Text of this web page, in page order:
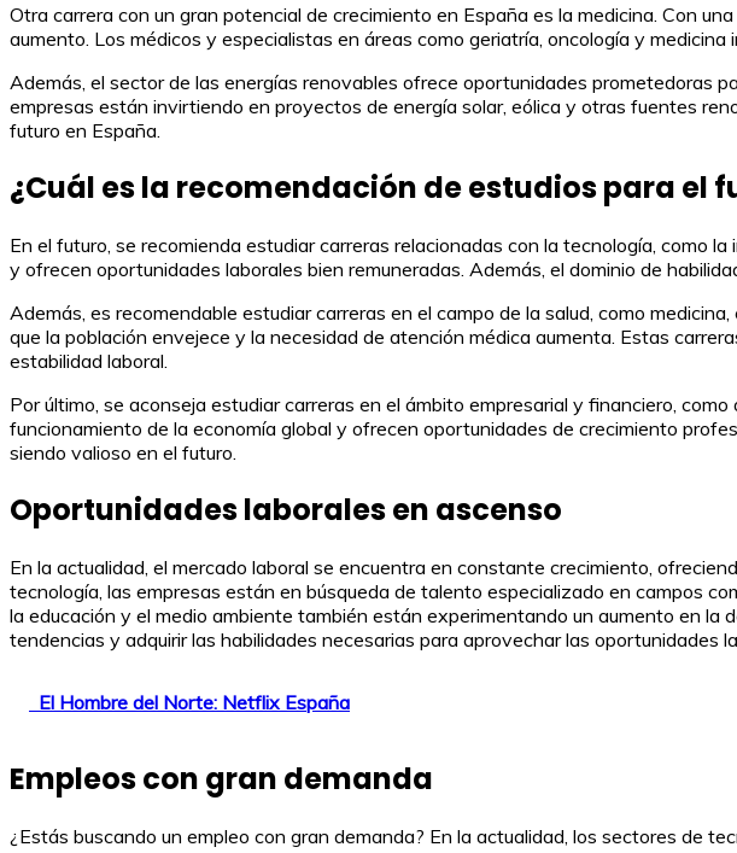
Otra carrera con un gran potencial de crecimiento en España es la medicina. Con
aumento. Los médicos y especialistas en áreas como geriatría, oncología y
Además, el sector de las energías renovables ofrece oportunidades prometedoras
empresas están invirtiendo en proyectos de energía solar, eólica y otras fuentes
futuro en España.
¿Cuál es la recomendación de estudios para el
En el futuro, se recomienda estudiar carreras relacionadas con la tecnología, como
y ofrecen oportunidades laborales bien remuneradas. Además, el dominio de
Además, es recomendable estudiar carreras en el campo de la salud, como
que la población envejece y la necesidad de atención médica aumenta. Estas
estabilidad laboral.
Por último, se aconseja estudiar carreras en el ámbito empresarial y financiero,
funcionamiento de la economía global y ofrecen oportunidades de crecimiento
siendo valioso en el futuro.
Oportunidades laborales en ascenso
En la actualidad, el mercado laboral se encuentra en constante crecimiento,
tecnología, las empresas están en búsqueda de talento especializado en campos
la educación y el medio ambiente también están experimentando un aumento en
tendencias y adquirir las habilidades necesarias para aprovechar las oportunidades
El Hombre del Norte: Netflix España
Empleos con gran demanda
¿Estás buscando un empleo con gran demanda? En la actualidad, los sectores de